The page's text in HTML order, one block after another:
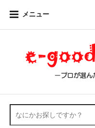
メニュー